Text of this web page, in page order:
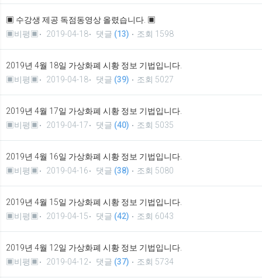
▣ 수강생 제공 독점동영상 올렸습니다. ▣
▣비평▣
2019-04-18 댓글 (13) 조회 1598
2019년 4월 18일 가상화폐 시황 정보 기법입니다.
▣비평▣
2019-04-18 댓글 (39) 조회 5027
2019년 4월 17일 가상화폐 시황 정보 기법입니다.
▣비평▣
2019-04-17 댓글 (40) 조회 5035
2019년 4월 16일 가상화폐 시황 정보 기법입니다.
▣비평▣
2019-04-16 댓글 (38) 조회 5080
2019년 4월 15일 가상화폐 시황 정보 기법입니다.
▣비평▣
2019-04-15 댓글 (42) 조회 6043
2019년 4월 12일 가상화폐 시황 정보 기법입니다.
▣비평▣
2019-04-12 댓글 (37) 조회 5734